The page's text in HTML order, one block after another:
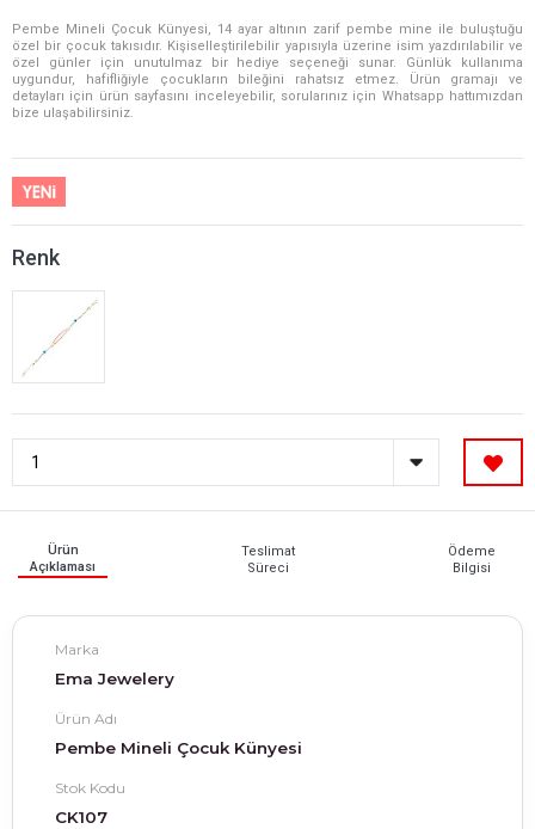
Pembe Mineli Çocuk Künyesi, 14 ayar altının zarif pembe mine ile buluştuğu
özel bir çocuk takısıdır. Kişiselleştirilebilir yapısıyla üzerine isim yazdırılabilir ve
özel günler için unutulmaz bir hediye seçeneği sunar. Günlük kullanıma
uygundur, hafifliğiyle çocukların bileğini rahatsız etmez. Ürün gramajı ve
detayları için ürün sayfasını inceleyebilir, sorularınız için Whatsapp hattımızdan
bize ulaşabilirsiniz.
Renk
Ürün
Açıklaması
Teslimat
Süreci
Ödeme
Bilgisi
Marka
Ema Jewelery
Ürün Adı
Pembe Mineli Çocuk Künyesi
Stok Kodu
CK107